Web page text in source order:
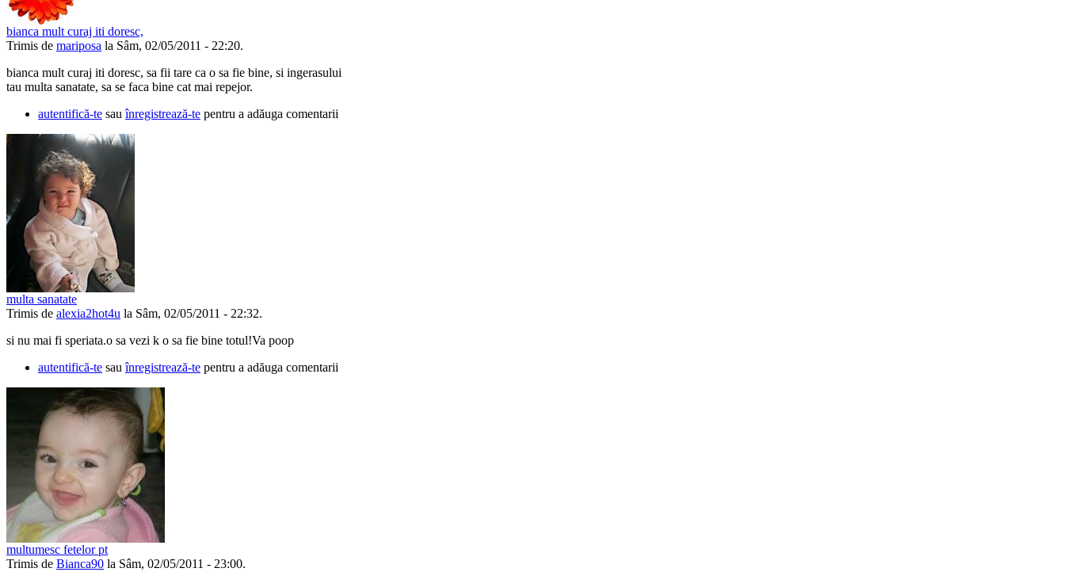
bianca mult curaj iti doresc,
Trimis de mariposa la Sâm, 02/05/2011 - 22:20.
bianca mult curaj iti doresc, sa fii tare ca o sa fie bine, si ingerasului
tau multa sanatate, sa se faca bine cat mai repejor.
autentifică-te sauînregistrează-te pentru a adăuga comentarii
multa sanatate
Trimis de alexia2hot4u la Sâm, 02/05/2011 - 22:32.
si nu mai fi speriata.o sa vezi k o sa fie bine totul!Va poop
autentifică-te sauînregistrează-te pentru a adăuga comentarii
multumesc fetelor pt
Trimis de Bianca90 la Sâm, 02/05/2011 - 23:00.